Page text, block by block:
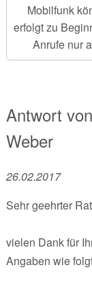
Mobilfunk
erfolgt zu
Anrufe nur
Antwort von
Weber
26.02.2017
Sehr geehrter
vielen Dank für
Angaben wie